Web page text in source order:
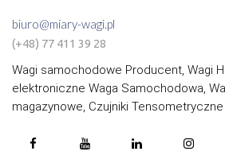
biuro@miary-wagi.pl
(+48) 77 411 39 28
Wagi samochodowe Producent, Wagi
elektroniczne Waga Samochodowa,
magazynowe, Czujniki Tensometryczne